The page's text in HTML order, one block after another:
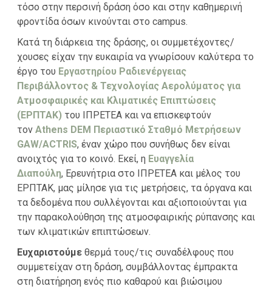
τόσο στην περσινή δράση όσο και στην καθημερινή
φροντίδα όσων κινούνται στο campus.
Κατά τη διάρκεια της δράσης, οι συμμετέχοντες/
χουσες είχαν την ευκαιρία να γνωρίσουν καλύτερα το
έργο του Εργαστηρίου Ραδιενέργειας
Περιβάλλοντος & Τεχνολογίας Αερολύματος για
Ατμοσφαιρικές και Κλιματικές Επιπτώσεις
(ΕΡΠΤΑΚ)του ΙΠΡΕΤΕΑ και να επισκεφτούν
τον Athens DEM Περιαστικό Σταθμό Μετρήσεων
GAW/ACTRIS, έναν χώρο που συνήθως δεν είναι
ανοιχτός για το κοινό. Εκεί, η Ευαγγελία
Διαπούλη, Ερευνήτρια στο ΙΠΡΕΤΕΑ και μέλος του
ΕΡΠΤΑΚ, μας μίλησε για τις μετρήσεις, τα όργανα και
τα δεδομένα που συλλέγονται και αξιοποιούνται για
την παρακολούθηση της ατμοσφαιρικής ρύπανσης και
των κλιματικών επιπτώσεων.
Ευχαριστούμε θερμά τους/τις συναδέλφους που
συμμετείχαν στη δράση, συμβάλλοντας έμπρακτα
στη διατήρηση ενός πιο καθαρού και βιώσιμου